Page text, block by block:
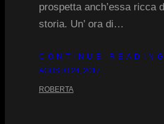
prospetta anch’essa ricca
storia. Un’ ora di…
CONTINUE READING
AGOSTO 24, 2017
ROBERTA